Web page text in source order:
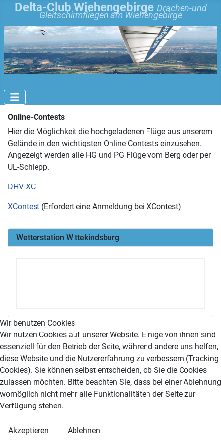
Delta-Club Wiehengebirge Drachen-und
Gleitschirmfliegen am Wiehengebirge
Online-Contests
Hier die Möglichkeit die hochgeladenen Flüge aus unserem
Gelände in den wichtigsten Online Contests einzusehen.
Angezeigt werden alle HG und PG Flüge vom Berg oder per
UL-Schlepp.
DHV XC
XContest (Erfordert eine Anmeldung bei XContest)
Wetterstation Wittekindsburg
Wir benutzen Cookies
Wir nutzen Cookies auf unserer Website. Einige von ihnen sind
essenziell für den Betrieb der Seite, während andere uns helfen,
diese Website und die Nutzererfahrung zu verbessern (Tracking
Cookies). Sie können selbst entscheiden, ob Sie die Cookies
zulassen möchten. Bitte beachten Sie, dass bei einer Ablehnung
womöglich nicht mehr alle Funktionalitäten der Seite zur
Verfügung stehen.
Akzeptieren Ablehnen